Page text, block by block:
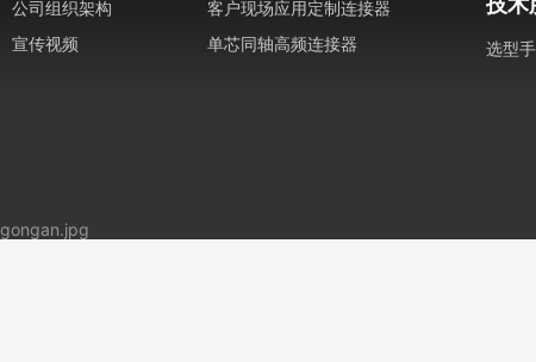
公司组织架构
宣传视频
客户现场应用定制连接器
单芯同轴高频连接器
选型
gongan.jpg